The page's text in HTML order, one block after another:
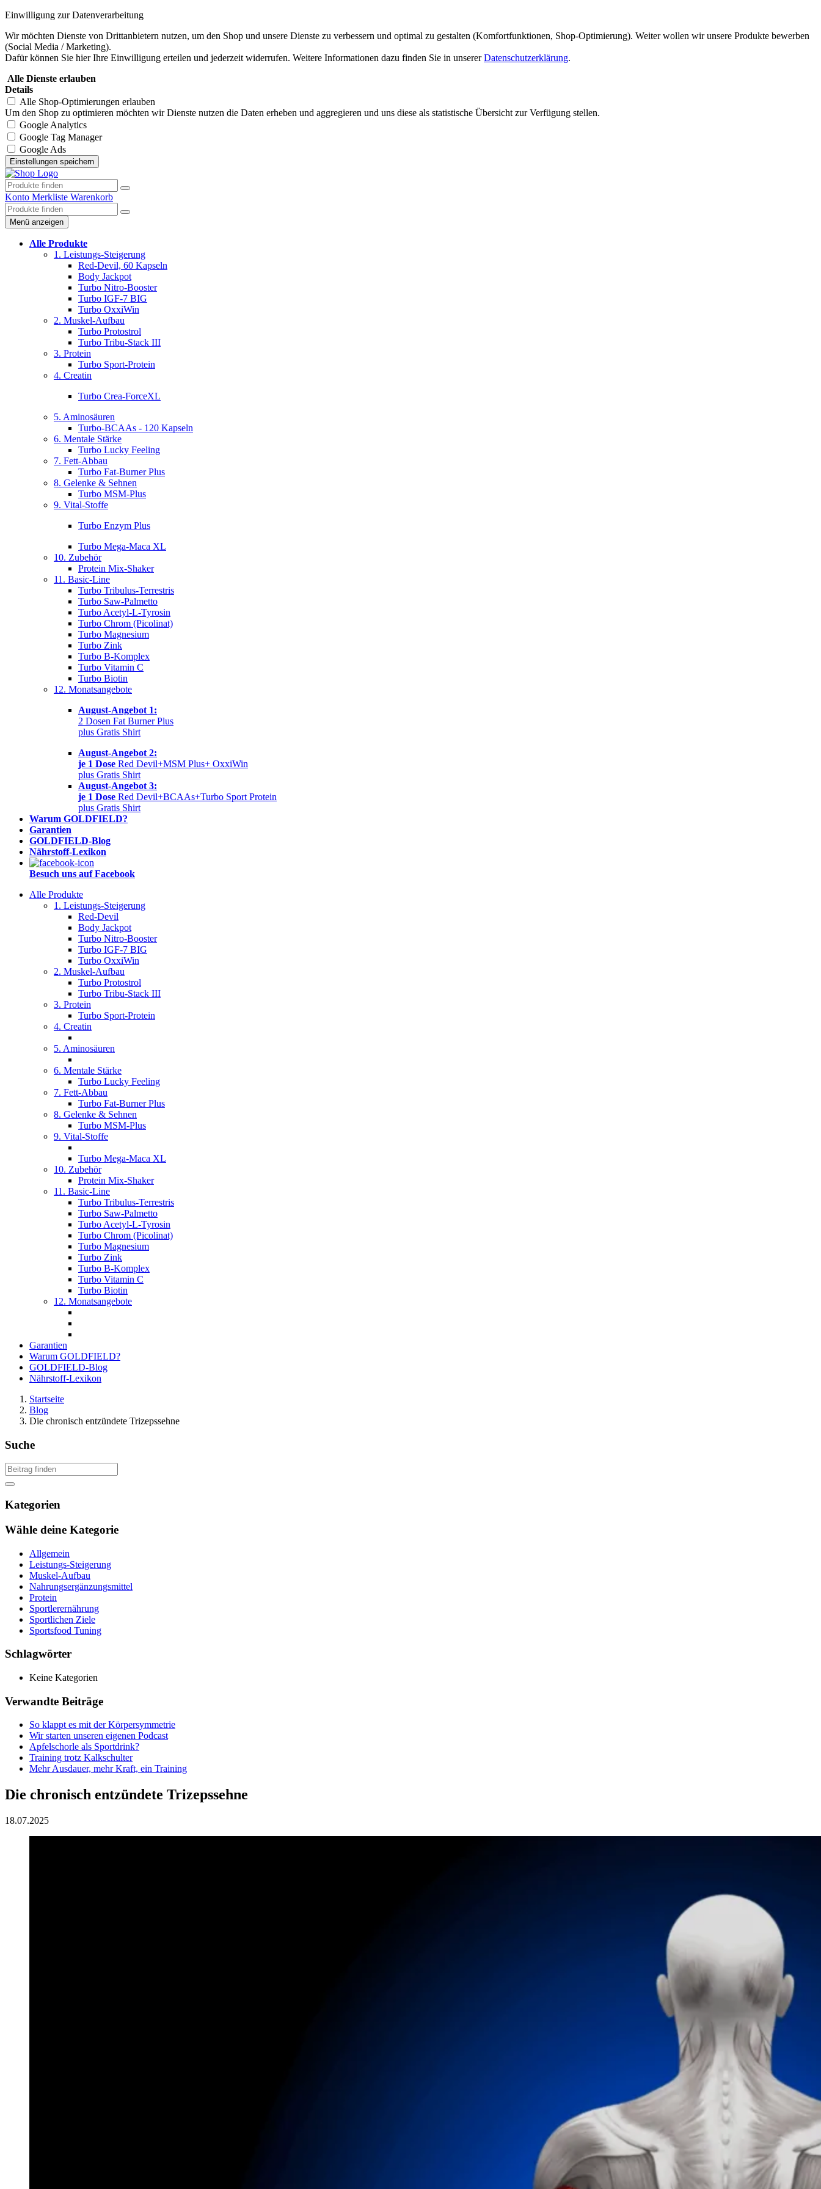
Einwilligung zur Datenverarbeitung
Wir möchten Dienste von Drittanbietern nutzen, um den Shop und unsere Dienste zu verbessern und optimal zu gestalten (Komfortfunktionen, Shop-Optimierung). Weiter wollen wir unsere Produkte bewerben
(Social Media / Marketing).
Dafür können Sie hier Ihre Einwilligung erteilen und jederzeit widerrufen. Weitere Informationen dazu finden Sie in unsererDatenschutzerklärung.
Alle Dienste erlauben
Details
Alle Shop-Optimierungen erlauben
Um den Shop zu optimieren möchten wir Dienste nutzen die Daten erheben und aggregieren und uns diese als statistische Übersicht zur Verfügung stellen.
Google Analytics
Google Tag Manager
Google Ads
Konto Merkliste Warenkorb
Menü anzeigen
Alle Produkte
1. Leistungs-Steigerung
Red-Devil, 60 Kapseln
Body Jackpot
Turbo Nitro-Booster
Turbo IGF-7 BIG
Turbo OxxiWin
2. Muskel-Aufbau
Turbo Protostrol
Turbo Tribu-Stack III
3. Protein
Turbo Sport-Protein
4. Creatin
Turbo Crea-ForceXL
5. Aminosäuren
Turbo-BCAAs - 120 Kapseln
6. Mentale Stärke
Turbo Lucky Feeling
7. Fett-Abbau
Turbo Fat-Burner Plus
8. Gelenke & Sehnen
Turbo MSM-Plus
9. Vital-Stoffe
Turbo Enzym Plus
Turbo Mega-Maca XL
10. Zubehör
Protein Mix-Shaker
11. Basic-Line
Turbo Tribulus-Terrestris
Turbo Saw-Palmetto
Turbo Acetyl-L-Tyrosin
Turbo Chrom (Picolinat)
Turbo Magnesium
Turbo Zink
Turbo B-Komplex
Turbo Vitamin C
Turbo Biotin
12. Monatsangebote
August-Angebot 1:
2 Dosen Fat Burner Plus
plus Gratis Shirt
August-Angebot 2:
je 1 Dose Red Devil+MSM Plus+ OxxiWin
plus Gratis Shirt
August-Angebot 3:
je 1 Dose Red Devil+BCAAs+Turbo Sport Protein
plus Gratis Shirt
Warum GOLDFIELD?
Garantien
GOLDFIELD-Blog
Nährstoff-Lexikon
Besuch uns auf Facebook
Alle Produkte
1. Leistungs-Steigerung
Red-Devil
Body Jackpot
Turbo Nitro-Booster
Turbo IGF-7 BIG
Turbo OxxiWin
2. Muskel-Aufbau
Turbo Protostrol
Turbo Tribu-Stack III
3. Protein
Turbo Sport-Protein
4. Creatin
5. Aminosäuren
6. Mentale Stärke
Turbo Lucky Feeling
7. Fett-Abbau
Turbo Fat-Burner Plus
8. Gelenke & Sehnen
Turbo MSM-Plus
9. Vital-Stoffe
Turbo Mega-Maca XL
10. Zubehör
Protein Mix-Shaker
11. Basic-Line
Turbo Tribulus-Terrestris
Turbo Saw-Palmetto
Turbo Acetyl-L-Tyrosin
Turbo Chrom (Picolinat)
Turbo Magnesium
Turbo Zink
Turbo B-Komplex
Turbo Vitamin C
Turbo Biotin
12. Monatsangebote
Garantien
Warum GOLDFIELD?
GOLDFIELD-Blog
Nährstoff-Lexikon
Startseite
Blog
Die chronisch entzündete Trizepssehne
Suche
Kategorien
Wähle deine Kategorie
Allgemein
Leistungs-Steigerung
Muskel-Aufbau
Nahrungsergänzungsmittel
Protein
Sportlerernährung
Sportlichen Ziele
Sportsfood Tuning
Schlagwörter
Keine Kategorien
Verwandte Beiträge
So klappt es mit der Körpersymmetrie
Wir starten unseren eigenen Podcast
Apfelschorle als Sportdrink?
Training trotz Kalkschulter
Mehr Ausdauer, mehr Kraft, ein Training
Die chronisch entzündete Trizepssehne
18.07.2025